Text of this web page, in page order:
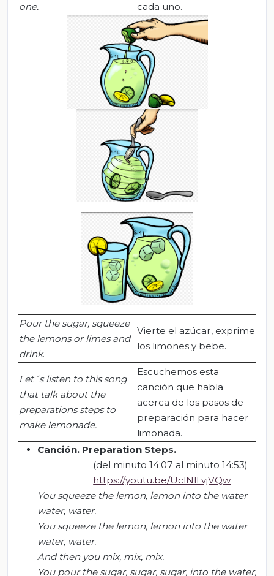
one.
cada uno.
Pour the sugar, squeeze
the lemons or limes and
drink.
Vierte el azúcar, exprime
los limones y bebe.
Let´s listen to this song
that talk about the
preparations steps to
make lemonade.
Escuchemos esta
canción que habla
acerca de los pasos de
preparación para hacer
limonada.
Canción. Preparation Steps.
(del minuto 14:07 al minuto 14:53)
https://youtu.be/UclNlLvjVQw
You squeeze the lemon, lemon into the water
water, water.
You squeeze the lemon, lemon into the water
water, water.
And then you mix, mix, mix.
You pour the sugar, sugar, sugar, into the water,